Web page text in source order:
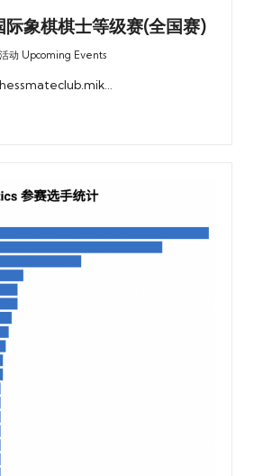
象棋棋士等级赛(全国赛)
动 Upcoming Events